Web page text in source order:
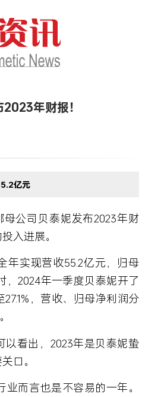
年财报！
亿元
公司贝泰妮发布2023年财
入进展。
年实现营收55.2亿元，归母
，2024年一季度贝泰妮开了
，营收、归母净利润分
看出，2023年是贝泰妮蛰
口。
而言也是不容易的一年。